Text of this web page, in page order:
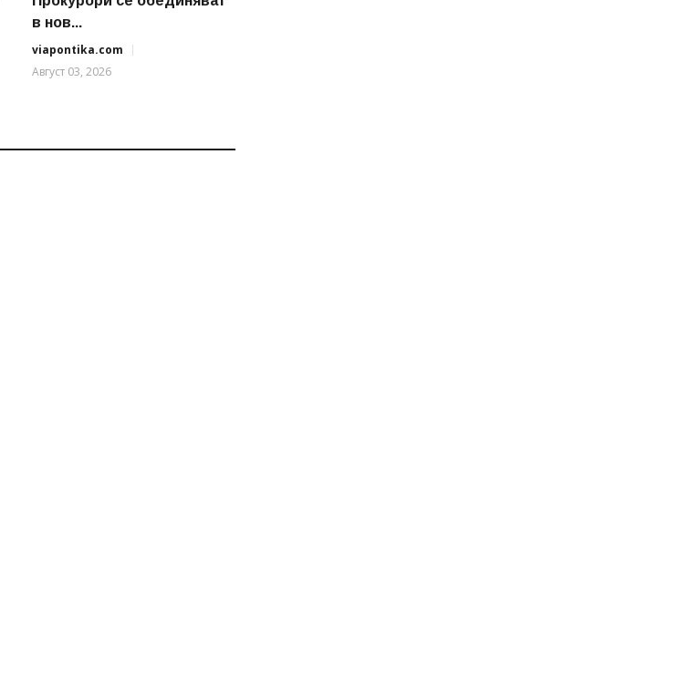
в нов...
viapontika.com
Август 03, 2026